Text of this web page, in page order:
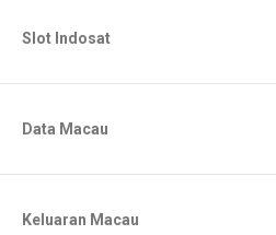
Slot Indosat
Data Macau
Keluaran Macau